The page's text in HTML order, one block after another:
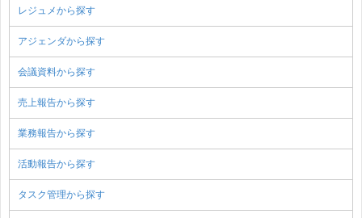
レジュメから探す
アジェンダから探す
会議資料から探す
売上報告から探す
業務報告から探す
活動報告から探す
タスク管理から探す